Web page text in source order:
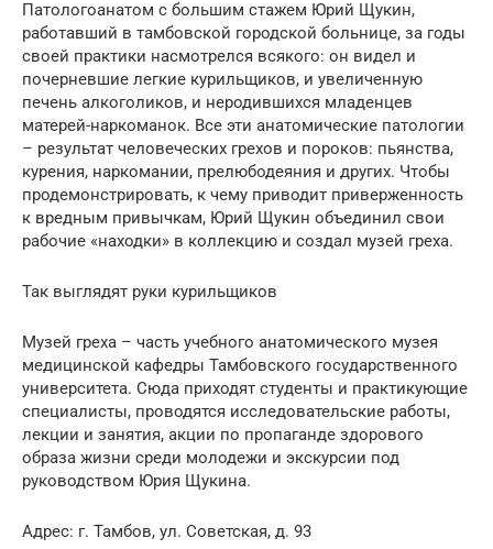
Патологоанатом с большим стажем Юрий Щукин,
работавший в тамбовской городской больнице, за годы
своей практики насмотрелся всякого: он видел и
почерневшие легкие курильщиков, и увеличенную
печень алкоголиков, и неродившихся младенцев
матерей-наркоманок. Все эти анатомические патологии
– результат человеческих грехов и пороков: пьянства,
курения, наркомании, прелюбодеяния и других. Чтобы
продемонстрировать, к чему приводит приверженность
к вредным привычкам, Юрий Щукин объединил свои
рабочие «находки» в коллекцию и создал музей греха.
Так выглядят руки курильщиков
Музей греха – часть учебного анатомического музея
медицинской кафедры Тамбовского государственного
университета. Сюда приходят студенты и практикующие
специалисты, проводятся исследовательские работы,
лекции и занятия, акции по пропаганде здорового
образа жизни среди молодежи и экскурсии под
руководством Юрия Щукина.
Адрес: г. Тамбов, ул. Советская, д. 93